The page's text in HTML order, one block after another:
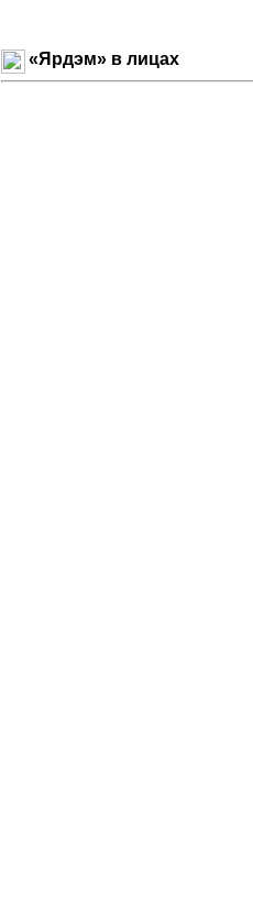
«Ярдэм» в лицах